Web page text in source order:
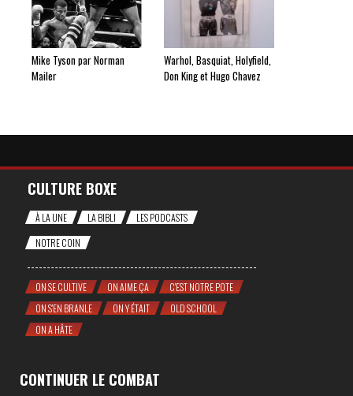
Mike Tyson par Norman
Mailer
Warhol, Basquiat, Holyfield,
Don King et Hugo Chavez
CULTURE BOXE
À LA UNE LA BIBLI
LES PODCASTS
NOTRE COIN
ON SE CULTIVE ON AIME ÇA
C'EST NOTRE POTE
ON S'EN BRANLE
ON Y ÉTAIT
OLD SCHOOL
ON A HÂTE
CONTINUER LE COMBAT